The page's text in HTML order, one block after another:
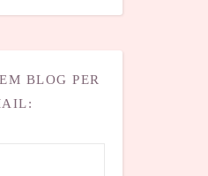
BLOG PER